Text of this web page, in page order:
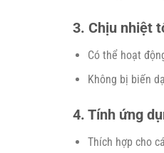
3. Chịu nhiệt
Có thể hoạt
Không bị biến
4. Tính ứng
Thích hợp cho